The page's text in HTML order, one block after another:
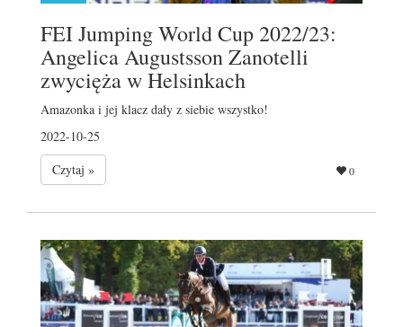
FEI Jumping World Cup 2022/23:
Angelica Augustsson Zanotelli
zwycięża w Helsinkach
Amazonka i jej klacz dały z siebie wszystko!
2022-10-25
Czytaj »
0